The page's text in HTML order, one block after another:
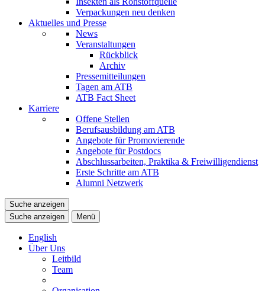
Verpackungen neu denken
Aktuelles und Presse
News
Veranstaltungen
Rückblick
Archiv
Pressemitteilungen
Tagen am ATB
ATB Fact Sheet
Karriere
Offene Stellen
Berufsausbildung am ATB
Angebote für Promovierende
Angebote für Postdocs
Abschlussarbeiten, Praktika & Freiwilligendienst
Erste Schritte am ATB
Alumni Netzwerk
Suche anzeigen
Suche anzeigen
Menü
English
Über Uns
Leitbild
Team